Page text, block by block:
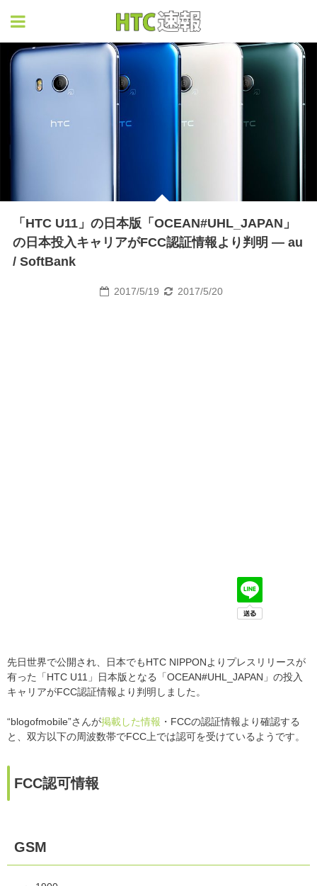
「HTC U11」の日本版「OCEAN#UHL_JAPAN」
の日本投入キャリアがFCC認証情報より判明 ― au
/ SoftBank
2017/5/19 2017/5/20
先日世界で公開され、日本でもHTC NIPPONよりプレスリリースが
有った「HTC U11」日本版となる「OCEAN#UHL_JAPAN」の投入
キャリアがFCC認証情報より判明しました。
“blogofmobile”さんが掲載した情報 ・FCCの認証情報より確認する
と、双方以下の周波数帯でFCC上では認可を受けているようです。
FCC認可情報
GSM